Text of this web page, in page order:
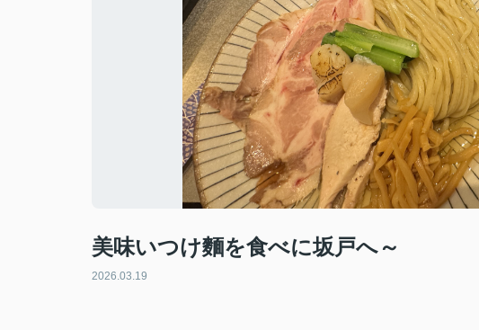
美味いつけ麵を食べに坂戸へ～
2026.03.19